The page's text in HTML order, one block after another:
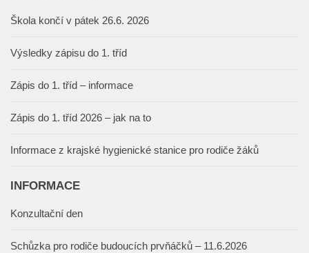
Škola končí v pátek 26.6. 2026
Výsledky zápisu do 1. tříd
Zápis do 1. tříd – informace
Zápis do 1. tříd 2026 – jak na to
Informace z krajské hygienické stanice pro rodiče žáků
INFORMACE
Konzultační den
Schůzka pro rodiče budoucích prvňáčků – 11.6.2026